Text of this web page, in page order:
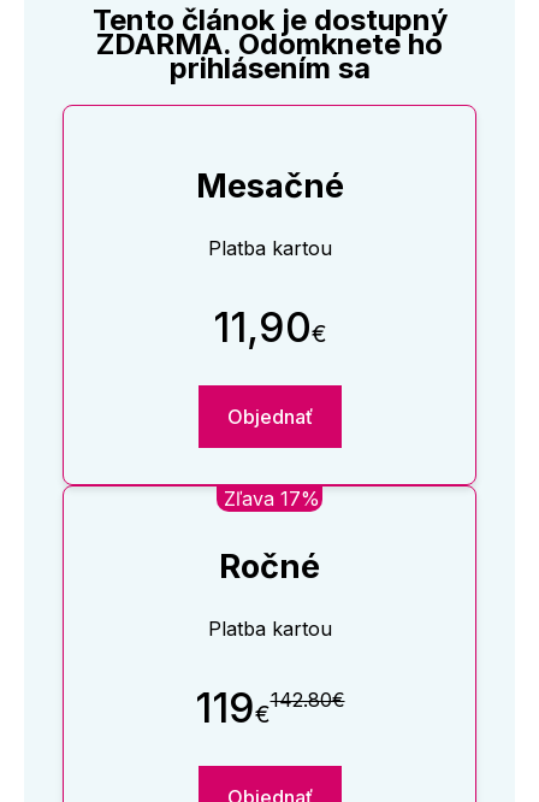
Tento článok je dostupný
ZDARMA. Odomknete ho
prihlásením sa
Mesačné
Platba kartou
11,90€
Objednať
Zľava 17%
Ročné
Platba kartou
119€142.80€
Objednať